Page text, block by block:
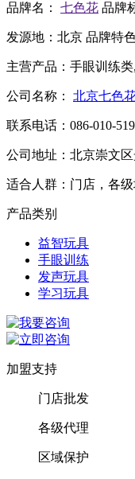
品牌名： 七色花 品牌
发源地： 北京 品牌特色
主营产品： 手眼训练
公司名称： 北京七色
联系电话： 086-010-
公司地址： 北京崇文
适合人群： 门店，各
产品类别
益智玩具
手眼训练
发声玩具
学习玩具
加盟支持
门店批发
各级代理
区域保护